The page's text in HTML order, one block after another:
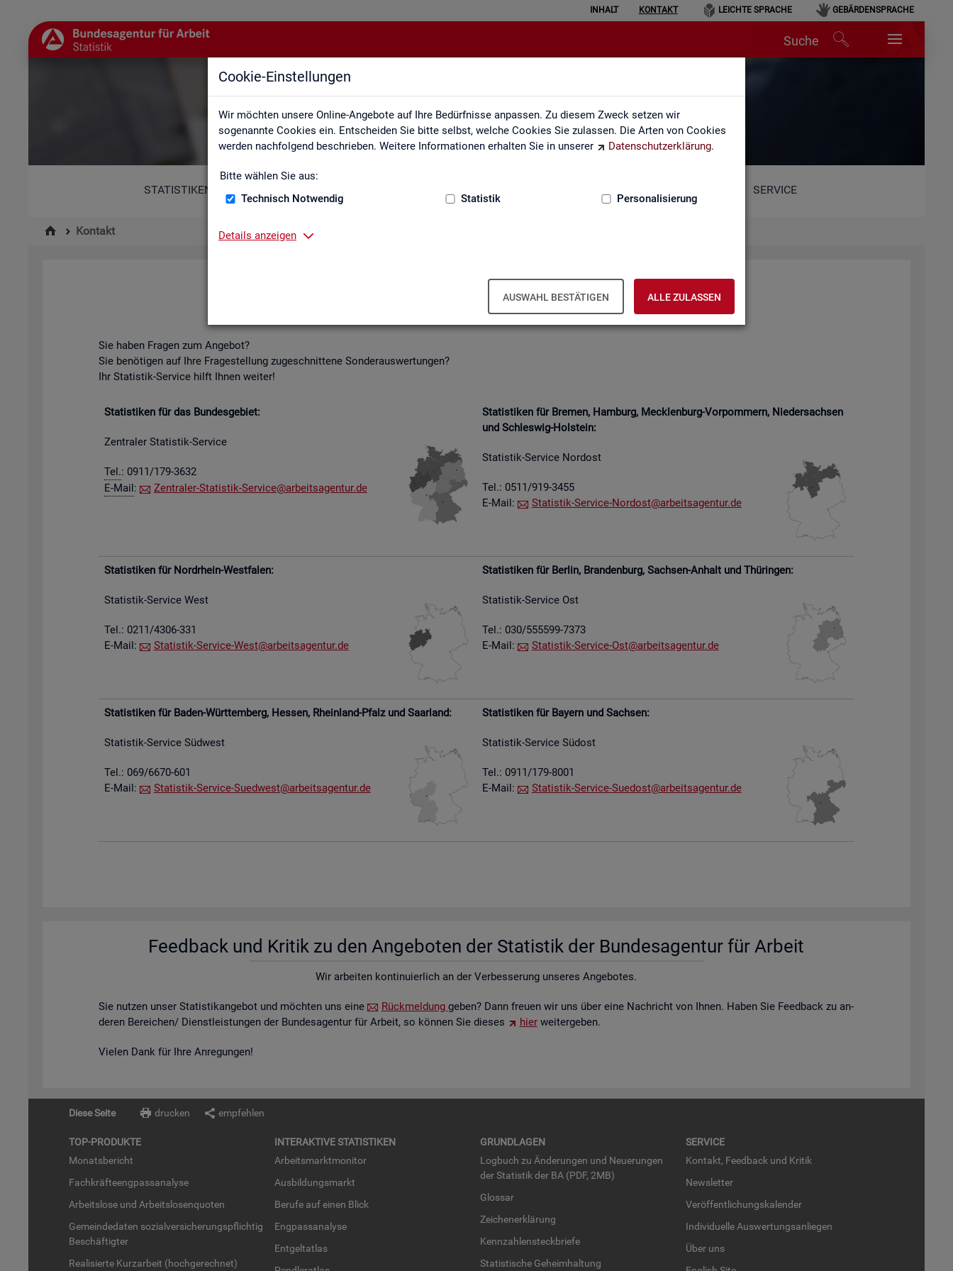
Cookie-Einstellungen
Wir möchten unsere Online-Angebote auf Ihre Bedürfnisse anpassen. Zu diesem Zweck setzen wir
sogenannte Cookies ein. Entscheiden Sie bitte selbst, welche Cookies Sie zulassen. Die Arten von Cookies
werden nachfolgend beschrieben. Weitere Informationen erhalten Sie in unserer
Datenschutzerklärung.
Bitte wählen Sie aus:
Technisch Notwendig
Statistik Personalisierung
Details anzeigen
AUSWAHL BESTÄTIGEN ALLE ZULASSEN
INHALT KONTAKT LEICHTE SPRACHE GEBÄRDENSPRACHE
Suche
Kontakt
STATISTIKEN SERVICE
Kontakt
Kon­takt
Nut­zen Sie die Mög­lich­keit mit uns in Kon­takt zu tre­ten!
Sie haben Fra­gen zum An­ge­bot?
Sie be­nö­ti­gen auf Ihre Fra­ge­stel­lung zu­ge­schnit­te­ne Son­der­aus­wer­tun­gen?
Ihr Sta­tis­tik-Ser­vice hilft Ihnen wei­ter!
Sta­tis­ti­ken für das Bun­des­ge­biet:
Zen­tra­ler Sta­tis­tik-Ser­vice
Tel.: 0911/179-3632
E-Mail: Zen­tra­ler-Sta­tis­tik-Ser­vice@​arb​eits​agen​tur.​de
Sta­tis­ti­ken für Bre­men, Ham­burg, Meck­len­burg-Vor­pom­mern, Nie­der­sach­sen
und Schles­wig-Hol­stein:
Sta­tis­tik-Ser­vice Nord­ost
Tel.: 0511/919-3455
E-Mail:
Sta­tis­tik-Ser­vice-Nord­ost@​arb​eits​agen​tur.​de
Sta­tis­ti­ken für Nord­rhein-West­fa­len:
Sta­tis­tik-Ser­vice West
Tel.: 0211/4306-331
E-Mail:
Sta­tis­tik-Ser­vice-West@​arb​eits​agen​tur.​de
Sta­tis­ti­ken für Ber­lin, Bran­den­burg, Sach­sen-An­halt und Thü­rin­gen:
Sta­tis­tik-Ser­vice Ost
Tel.: 030/555599-7373
E-Mail:
Sta­tis­tik-Ser­vice-Ost@​arb​eits​agen​tur.​de
Sta­tis­ti­ken für Baden-Würt­tem­berg, Hes­sen, Rhein­land-Pfalz und Saar­land:
Sta­tis­tik-Ser­vice Süd­west
Tel.: 069/6670-601
E-Mail:
Sta­tis­tik-Ser­vice-Su­ed­west@​arb​eits​agen​tur.​de
Sta­tis­ti­ken für Bay­ern und Sach­sen:
Sta­tis­tik-Ser­vice Süd­ost
Tel.: 0911/179-8001
E-Mail:
Sta­tis­tik-Ser­vice-Su­e­dost@​arb​eits​agen​tur.​de
Feed­back und Kri­tik zu den An­ge­bo­ten der Sta­tis­tik der Bun­des­agen­tur für Ar­beit
Wir ar­bei­ten kon­ti­nu­ier­lich an der Ver­bes­se­rung un­se­res An­ge­bo­tes.
Sie nut­zen unser Sta­tis­tik­an­ge­bot und möch­ten uns eine Rück­mel­dung geben? Dann freu­en wir uns über eine Nach­richt von Ihnen. Haben Sie Feed­back zu an­
de­ren Be­rei­chen/ Dienst­leis­tun­gen der Bun­des­agen­tur für Ar­beit, so kön­nen Sie die­ses
hierwei­ter­ge­ben.
Vie­len Dank für Ihre An­re­gun­gen!
Diese Seite drucken empfehlen
TOP-PRO­DUK­TE
Mo­nats­be­richt
Fach­kräf­te­eng­pass­ana­ly­se
Ar­beits­lo­se und Ar­beits­lo­sen­quo­ten
Ge­mein­de­da­ten so­zi­al­ver­si­che­rungs­pflich­tig
Be­schäf­tig­ter
Rea­li­sier­te Kurz­ar­beit (hoch­ge­rech­net)
IN­TER­AK­TI­VE STA­TIS­TI­KEN
Ar­beits­markt­mo­ni­tor
Aus­bil­dungs­markt
Be­ru­fe auf einen Blick
Eng­pass­ana­ly­se
Ent­gel­t­at­las
GRUND­LA­GEN
Log­buch zu Än­de­run­gen und Neue­run­gen
der Sta­tis­tik der BA (PDF, 2MB)
Glos­sar
Zei­chen­er­klä­rung
Kenn­zah­len­steck­brie­fe
Sta­tis­ti­sche Ge­heim­hal­tung
SER­VICE
Kon­takt, Feed­back und Kri­tik
News­let­ter
Ver­öf­fent­li­chungs­ka­len­der
In­di­vi­du­el­le Aus­wer­tungs­an­lie­gen
Über uns